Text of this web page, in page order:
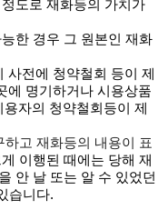
도로 재화등의 가치가
한 경우 그 원본인 재화
사전에 청약철회 등이 제
에 명기하거나 시용상품
자의 청약철회등이 제
고 재화등의 내용이 표
이행된 때에는 당해 재
안 날 또는 알 수 있었던
습니다.